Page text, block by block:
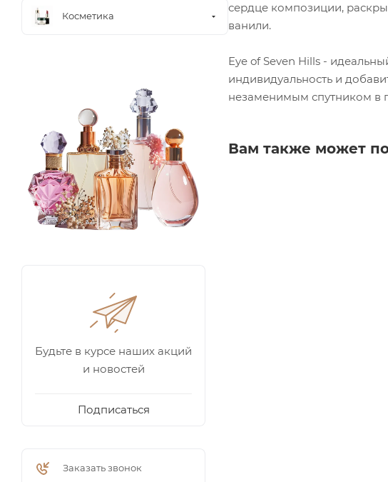
сердце композиции,
ванили.
Eye of Seven Hills -
индивидуальность и
незаменимым спутником в
Вам также может
Косметика
Будьте в курсе наших акций
и новостей
Подписаться
Заказать звонок